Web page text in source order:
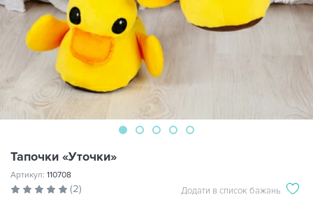
Тапочки «Уточки»
Артикул: 110708
(2) Додати в список бажань